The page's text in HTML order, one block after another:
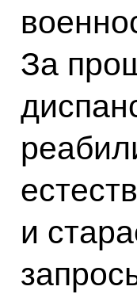
За
и